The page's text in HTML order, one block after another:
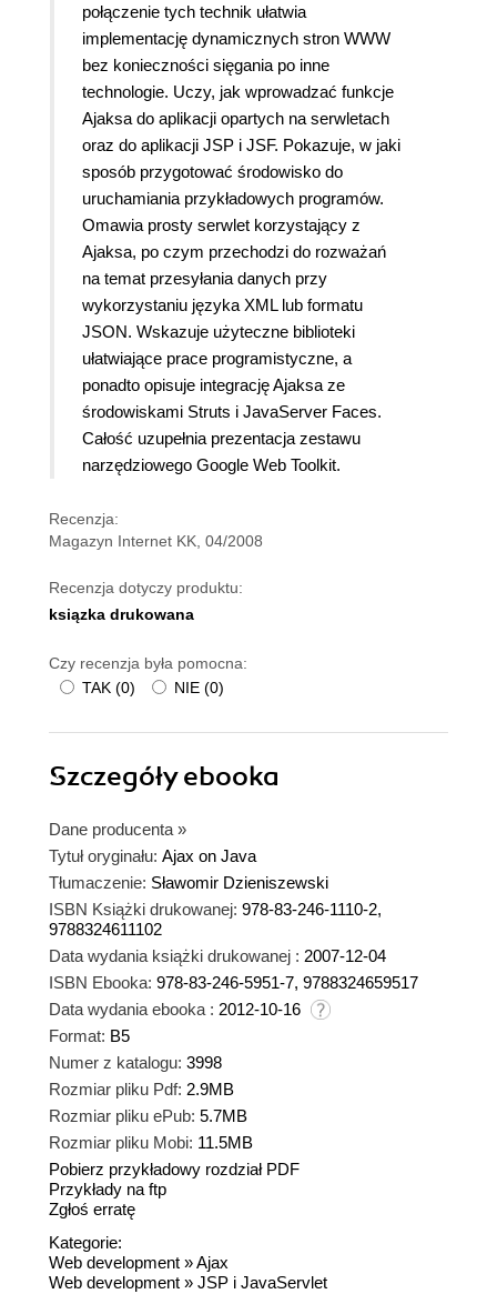
połączenie tych technik ułatwia
implementację dynamicznych stron WWW
bez konieczności sięgania po inne
technologie. Uczy, jak wprowadzać funkcje
Ajaksa do aplikacji opartych na serwletach
oraz do aplikacji JSP i JSF. Pokazuje, w jaki
sposób przygotować środowisko do
uruchamiania przykładowych programów.
Omawia prosty serwlet korzystający z
Ajaksa, po czym przechodzi do rozważań
na temat przesyłania danych przy
wykorzystaniu języka XML lub formatu
JSON. Wskazuje użyteczne biblioteki
ułatwiające prace programistyczne, a
ponadto opisuje integrację Ajaksa ze
środowiskami Struts i JavaServer Faces.
Całość uzupełnia prezentacja zestawu
narzędziowego Google Web Toolkit.
Recenzja:
Magazyn Internet KK, 04/2008
Recenzja dotyczy produktu:
ksiązka drukowana
Czy recenzja była pomocna:
TAK (0) NIE (0)
Szczegółyebooka
Dane producenta »
Tytuł oryginału: Ajax on Java
Tłumaczenie: Sławomir Dzieniszewski
ISBN Książki drukowanej: 978-83-246-1110-2,
9788324611102
Data wydania książki drukowanej : 2007-12-04
ISBN Ebooka: 978-83-246-5951-7, 9788324659517
Data wydania ebooka : 2012-10-16
Format: B5
Numer z katalogu: 3998
Rozmiar pliku Pdf: 2.9MB
Rozmiar pliku ePub: 5.7MB
Rozmiar pliku Mobi: 11.5MB
Pobierz przykładowy rozdział PDF
Przykłady na ftp
Zgłoś erratę
Kategorie:
Web development »Ajax
Web development » JSP i JavaServlet